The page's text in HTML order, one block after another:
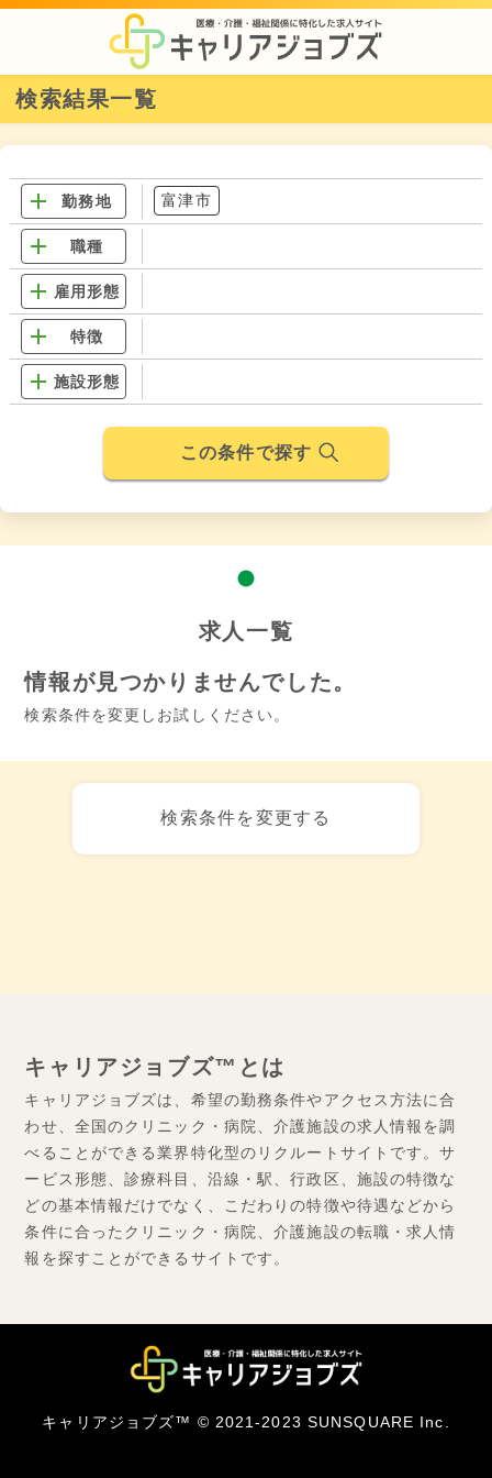
検索結果一覧
勤務地 富津市
職種
雇用形態
特徴
施設形態
この条件で探す
求人一覧
情報が見つかりませんでした。
検索条件を変更しお試しください。
検索条件を変更する
キャリアジョブズ™とは
キャリアジョブズは、希望の勤務条件やアクセス方法に合
わせ、全国のクリニック・病院、介護施設の求人情報を調
べることができる業界特化型のリクルートサイトです。サ
ービス形態、診療科目、沿線・駅、行政区、施設の特徴な
どの基本情報だけでなく、こだわりの特徴や待遇などから
条件に合ったクリニック・病院、介護施設の転職・求人情
報を探すことができるサイトです。
キャリアジョブズ™ © 2021-2023 SUNSQUARE Inc.